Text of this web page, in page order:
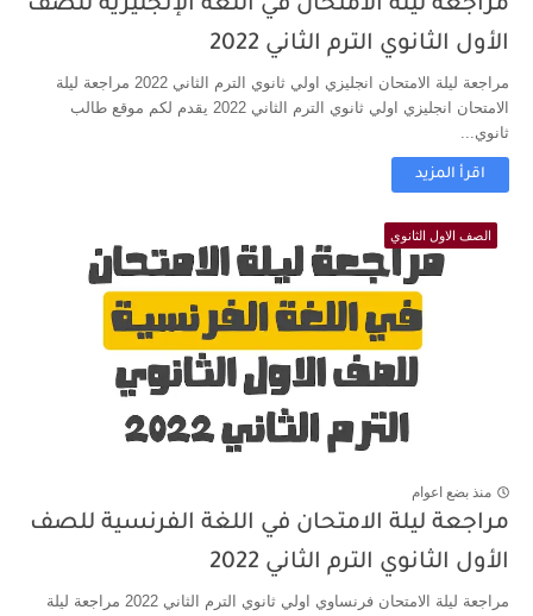
الأول الثانوي الترم الثاني 2022
مراجعة ليلة الامتحان انجليزي اولي ثانوي الترم الثاني 2022 مراجعة ليلة
الامتحان انجليزي اولي ثانوي الترم الثاني 2022 يقدم لكم موقع طالب
ثانوي...
اقرأ المزيد
الصف الاول الثانوي
منذ بضع اعوام
مراجعة ليلة الامتحان في اللغة الفرنسية للصف
الأول الثانوي الترم الثاني 2022
مراجعة ليلة الامتحان فرنساوي اولي ثانوي الترم الثاني 2022 مراجعة ليلة